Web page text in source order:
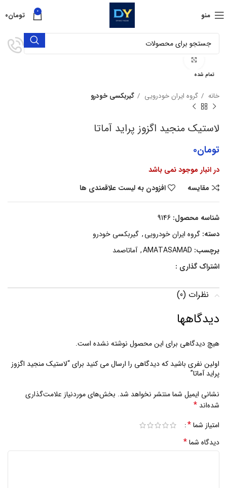
منو 0 تومان۰
تمام شده
خانه گروه ایران خودرویی گیربکسی خودرو
لاستیک منجید اگزوز پراید آماتا
تومان۰
در انبار موجود نمی باشد
مقایسه
افزودن به لیست علاقمندی ها
شناسه محصول: 9146
دسته: گروه ایران خودرویی, گیربکسی خودرو
برچسب: AMATASAMAD
, آماتاصمد
اشتراک گذاری :
نظرات (0)
دیدگاهها
هیچ دیدگاهی برای این محصول نوشته نشده است.
اولین نفری باشید که دیدگاهی را ارسال می کنید برای “لاستیک منجید اگزوز
پراید آماتا”
نشانی ایمیل شما منتشر نخواهد شد. بخش‌های موردنیاز علامت‌گذاری
شده‌اند *
امتیاز شما*
دیدگاه شما*